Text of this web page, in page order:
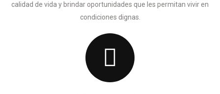
calidad de vida y brindar oportunidades que les permitan vivir en
condiciones dignas.